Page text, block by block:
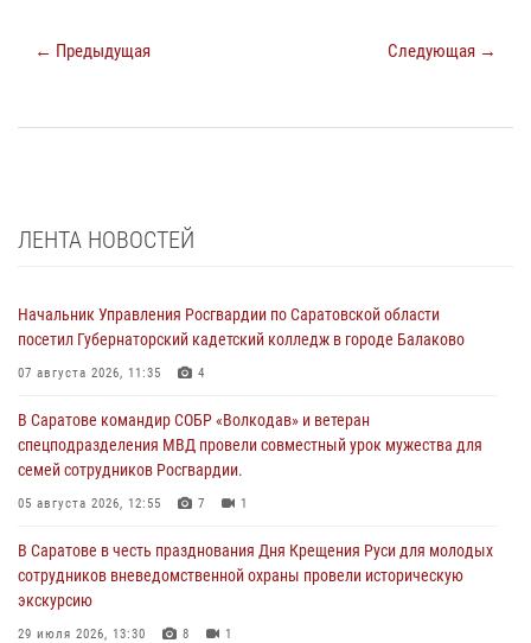
← Предыдущая Следующая →
ЛЕНТА НОВОСТЕЙ
Начальник Управления Росгвардии по Саратовской области
посетил Губернаторский кадетский колледж в городе Балаково
07 августа 2026, 11:35 4
В Саратове командир СОБР «Волкодав» и ветеран
спецподразделения МВД провели совместный урок мужества для
семей сотрудников Росгвардии.
05 августа 2026, 12:55 7 1
В Саратове в честь празднования Дня Крещения Руси для молодых
сотрудников вневедомственной охраны провели историческую
экскурсию
29 июля 2026, 13:30 8 1